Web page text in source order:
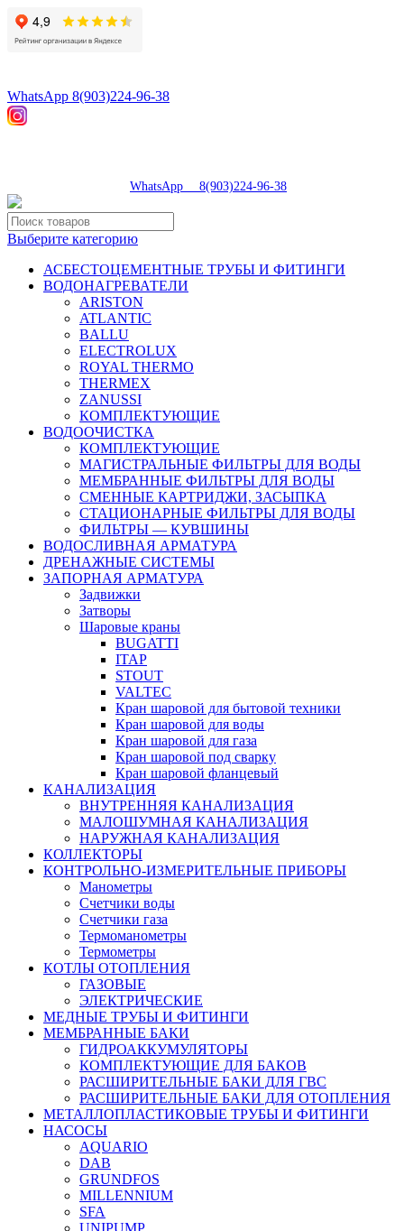
WhatsApp 8(903)224-96-38
WhatsApp 8(903)224-96-38
Выберите категорию
АСБЕСТОЦЕМЕНТНЫЕ ТРУБЫ И ФИТИНГИ
ВОДОНАГРЕВАТЕЛИ
ARISTON
ATLANTIC
BALLU
ELECTROLUX
ROYAL THERMO
THERMEX
ZANUSSI
КОМПЛЕКТУЮЩИЕ
ВОДООЧИСТКА
КОМПЛЕКТУЮЩИЕ
МАГИСТРАЛЬНЫЕ ФИЛЬТРЫ ДЛЯ ВОДЫ
МЕМБРАННЫЕ ФИЛЬТРЫ ДЛЯ ВОДЫ
СМЕННЫЕ КАРТРИДЖИ, ЗАСЫПКА
СТАЦИОНАРНЫЕ ФИЛЬТРЫ ДЛЯ ВОДЫ
ФИЛЬТРЫ — КУВШИНЫ
ВОДОСЛИВНАЯ АРМАТУРА
ДРЕНАЖНЫЕ СИСТЕМЫ
ЗАПОРНАЯ АРМАТУРА
Задвижки
Затворы
Шаровые краны
BUGATTI
ITAP
STOUT
VALTEC
Кран шаровой для бытовой техники
Кран шаровой для воды
Кран шаровой для газа
Кран шаровой под сварку
Кран шаровой фланцевый
КАНАЛИЗАЦИЯ
ВНУТРЕННЯЯ КАНАЛИЗАЦИЯ
МАЛОШУМНАЯ КАНАЛИЗАЦИЯ
НАРУЖНАЯ КАНАЛИЗАЦИЯ
КОЛЛЕКТОРЫ
КОНТРОЛЬНО-ИЗМЕРИТЕЛЬНЫЕ ПРИБОРЫ
Манометры
Счетчики воды
Счетчики газа
Термоманометры
Термометры
КОТЛЫ ОТОПЛЕНИЯ
ГАЗОВЫЕ
ЭЛЕКТРИЧЕСКИЕ
МЕДНЫЕ ТРУБЫ И ФИТИНГИ
МЕМБРАННЫЕ БАКИ
ГИДРОАККУМУЛЯТОРЫ
КОМПЛЕКТУЮЩИЕ ДЛЯ БАКОВ
РАСШИРИТЕЛЬНЫЕ БАКИ ДЛЯ ГВС
РАСШИРИТЕЛЬНЫЕ БАКИ ДЛЯ ОТОПЛЕНИЯ
МЕТАЛЛОПЛАСТИКОВЫЕ ТРУБЫ И ФИТИНГИ
НАСОСЫ
AQUARIO
DAB
GRUNDFOS
MILLENNIUM
SFA
UNIPUMP